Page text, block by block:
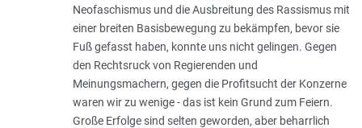
Neofaschismus und die Ausbreitung des Rassismus mit
einer breiten Basisbewegung zu bekämpfen, bevor sie
Fuß gefasst haben, konnte uns nicht gelingen. Gegen
den Rechtsruck von Regierenden und
Meinungsmachern, gegen die Profitsucht der Konzerne
waren wir zu wenige - das ist kein Grund zum Feiern.
Große Erfolge sind selten geworden, aber beharrlich